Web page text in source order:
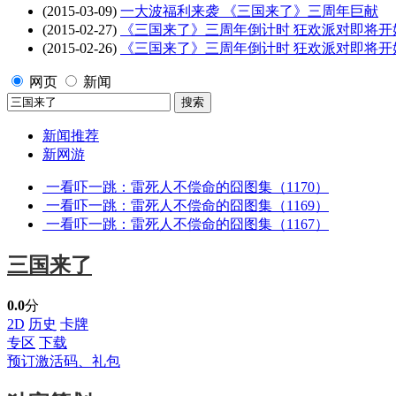
(2015-03-09) 一大波福利来袭 《三国来了》三周年巨献
(2015-02-27)
《三国来了》三周年倒计时 狂欢派对即将开
(2015-02-26)
《三国来了》三周年倒计时 狂欢派对即将开
网页 新闻
新闻推荐
新网游
一看吓一跳：雷死人不偿命的囧图集（1170）
一看吓一跳：雷死人不偿命的囧图集（1169）
一看吓一跳：雷死人不偿命的囧图集（1167）
三国来了
0.0分
2D 历史 卡牌
专区 下载
预订激活码、礼包